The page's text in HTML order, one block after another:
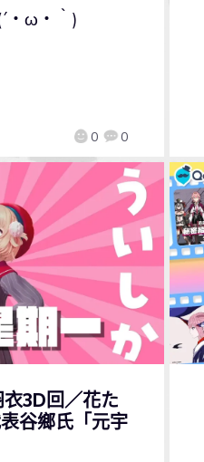
0 0
・ω・｀)
3D回／花た
谷鄉氏「元宇